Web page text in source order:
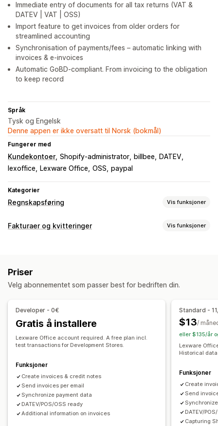
Immediate entry of documents for all tax returns (VAT &
DATEV | VAT | OSS)
Import feature to get invoices from older orders for
streamlined accounting
Synchronisation of payments/fees – automatic linking with
invoices & e-invoices
Automatic GoBD-compliant. From invoicing to the obligation
to keep record
Språk
Tysk og Engelsk
Denne appen er ikke oversatt til Norsk (bokmål)
Fungerer med
Kundekontoer Shopify-administrator billbee
DATEV
lexoffice
Lexware Office OSS paypal
Kategorier
Regnskapsføring Vis funksjoner
Økonomiske rapporter
Økonomisk drift
Fakturering
Utestående beløp Skattefradrag
Skattefritak
Multivaluta
Automatisk synkronisering av data
Daglig salgssammendrag Bestillingsdetaljer
Utbetalinger
Tilordning av omsetningsavgift
Feilløsning Import av historiske data
Fakturaer og kvitteringer Vis funksjoner
Utkastbestillinger
Refusjoner
Farge og skrifttype
Maler
Logoer Multivaluta Flere språk
Filadministrasjon
Filnavn E-postautomasjon
Trykk og eksporter Rapporter
Sekvensiell nummerering
Priser
Velg abonnementet som passer best for bedriften din.
Developer - 0€
Gratis å installere
Lexware Office account required. A free plan incl.
test transactions for Development Stores.
Funksjoner
Create invoices & credit notes
Send invoices per email
Synchronize payment data
DATEV/POS/OSS ready
Additional information on invoices
Standard -
$13/
eller $135/år
Lexware
Historical
Funksjoner
Create
Send
DATEV/
Capturing